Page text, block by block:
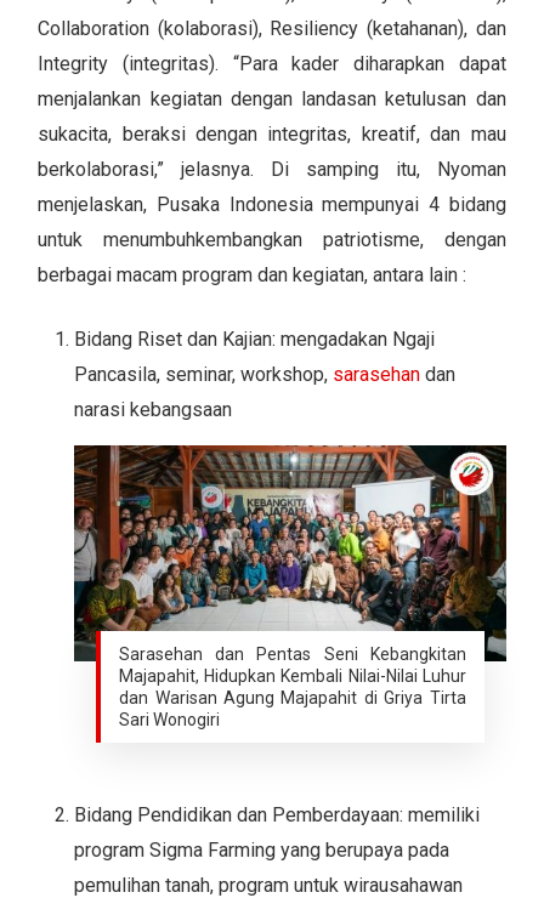
Collaboration (kolaborasi), Resiliency (ketahanan), dan
Integrity (integritas). “Para kader diharapkan dapat
menjalankan kegiatan dengan landasan ketulusan dan
sukacita, beraksi dengan integritas, kreatif, dan mau
berkolaborasi,” jelasnya. Di samping itu, Nyoman
menjelaskan, Pusaka Indonesia mempunyai 4 bidang
untuk menumbuhkembangkan patriotisme, dengan
berbagai macam program dan kegiatan, antara lain :
Bidang Riset dan Kajian: mengadakan Ngaji
Pancasila, seminar, workshop, sarasehan dan
narasi kebangsaan
Sarasehan dan Pentas Seni Kebangkitan
Majapahit, Hidupkan Kembali Nilai-Nilai Luhur
dan Warisan Agung Majapahit di Griya Tirta
Sari Wonogiri
Bidang Pendidikan dan Pemberdayaan: memiliki
program Sigma Farming yang berupaya pada
pemulihan tanah, program untuk wirausahawan